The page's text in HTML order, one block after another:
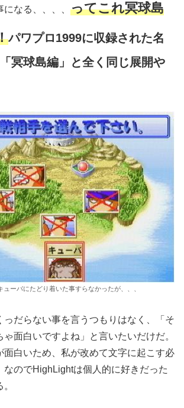
なる、、、、 ってこれ冥球島
パワプロ1999に収録された名
「 冥球島編」と全く同じ展開や
ューバにたどり着いた事すらなかったが、、、
っだらない事を言うつもりはなく、「そ
面白いですよね」と言いたいだけだ。
面白いため、私が改めて文字に起こす必
なのでHighLightは個人的に好きだった